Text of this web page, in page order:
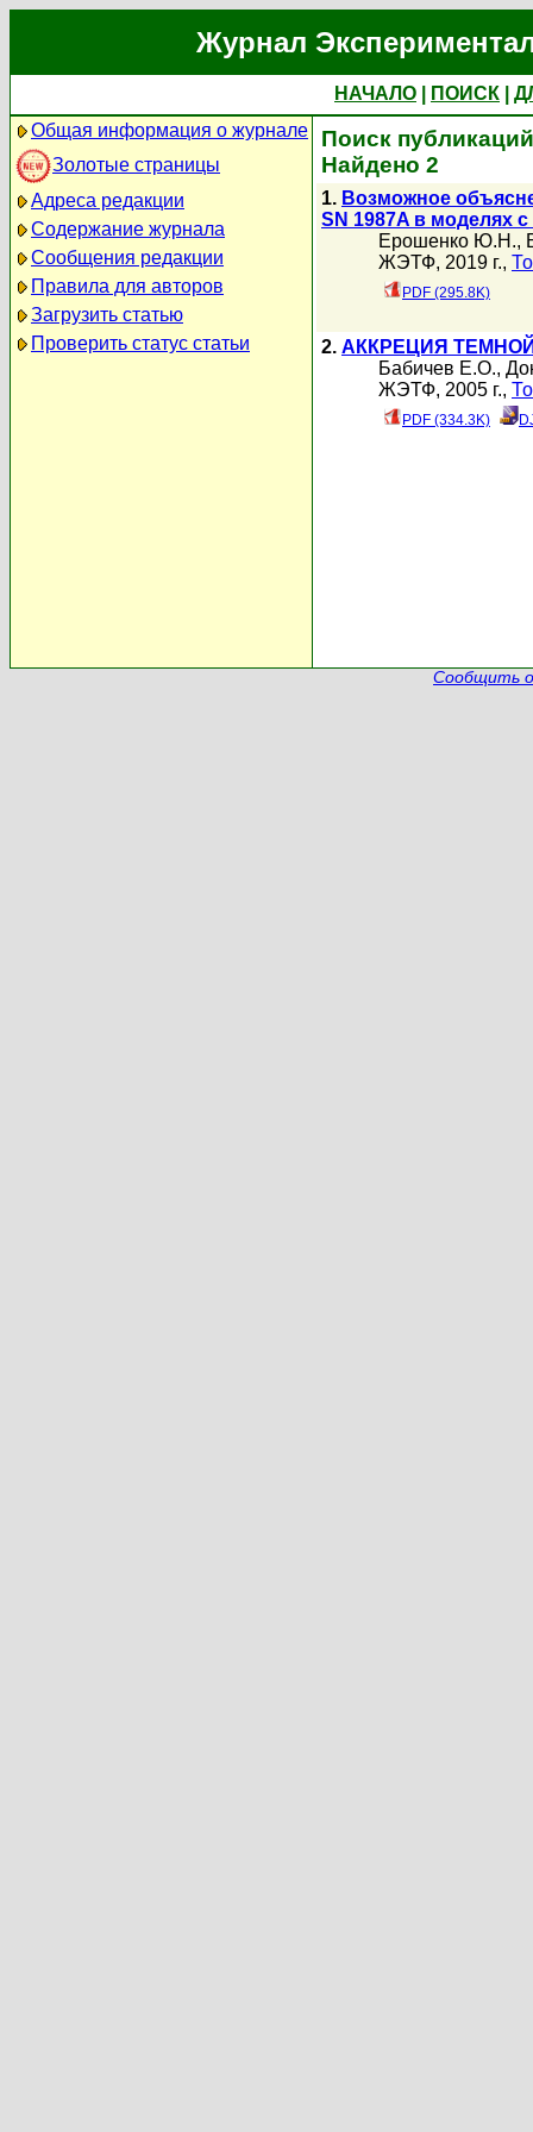
Журнал
НАЧАЛО ПОИСК
Общая информация о журнале
Золотые страницы
Адреса редакции
Содержание журнала
Сообщения редакции
Правила для авторов
Загрузить статью
Проверить статус статьи
Поиск
Найдено 2
1. Возможное
SN 1987A в моделях
Ерошенко Ю.Н.,
ЖЭТФ, 2019 г.,
PDF (295.8K)
2. АККРЕЦИЯ
Бабичев Е.О.,
ЖЭТФ, 2005 г.,
PDF (334.3K)
Сообщить о